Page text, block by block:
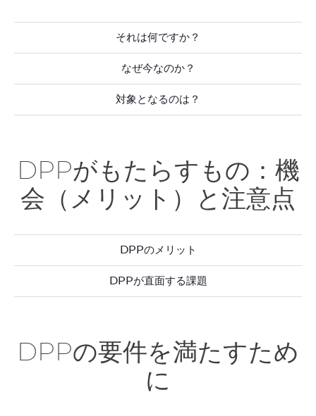
それは何ですか？
なぜ今なのか？
対象となるのは？
DPPがもたらすもの：機
会（メリット）と注意点
DPPのメリット
DPPが直面する課題
DPPの要件を満たすため
に